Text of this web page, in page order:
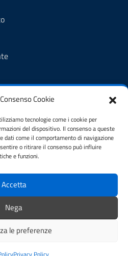
Cookie
tecnologie come i cookie per
del dispositivo. Il consenso a queste
dati come il comportamento di navigazione
o ritirare il consenso può influire
e funzioni.
Accetta
Nega
le preferenze
- pagina informativa